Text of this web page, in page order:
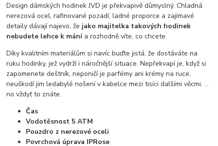
Design dámských hodinek JVD je překvapivě důmyslný. Chladná
nerezová ocel, rafinované pozadí, ladné proporce a zajímavé
detaily dávají najevo, že jako majitelka takových hodinek
nebudete lehce k mánía rozhodně víte, co chcete.
Díky kvalitním materiálům si navíc buďte jistá, že dostáváte na
ruku hodinky, jež vydrží i náročnější situace. Nepřekvapí je, když si
zapomenete deštník, neponičí je parfémy ani krémy na ruce,
neuškodí jim ledabylé nošení v kabelce mezi tisíci dalšími věcmi, …
no vždyť to znáte.
Čas
Vodotěsnost 5 ATM
Pouzdro z nerezové oceli
Povrchová úprava IPRose